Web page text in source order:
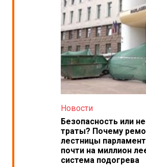
Новости
Безопасность или
траты? Почему
лестницы
почти на миллион
система подогрева